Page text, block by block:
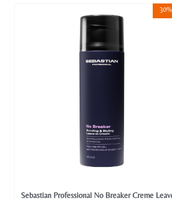
Sebastian Professional No Breaker Creme